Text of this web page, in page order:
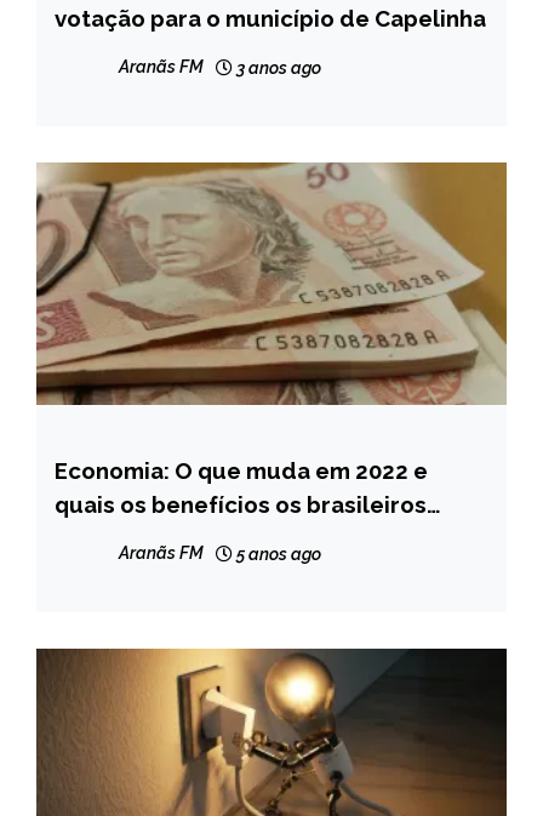
NOTÍCIAS
votação para o município de Capelinha
Aranãs FM 3 anos ago
BRASIL
NOTÍCIAS
Economia: O que muda em 2022 e
quais os benefícios os brasileiros
Aranãs FM 5 anos ago